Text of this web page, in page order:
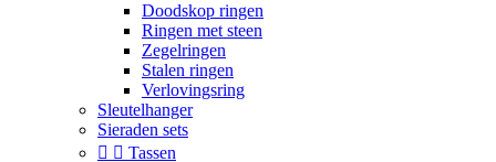
Doodskop ringen
Ringen met steen
Zegelringen
Stalen ringen
Verlovingsring
Sleutelhanger
Sieraden sets
  Tassen